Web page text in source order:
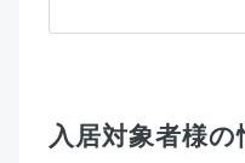
入居対象者様の